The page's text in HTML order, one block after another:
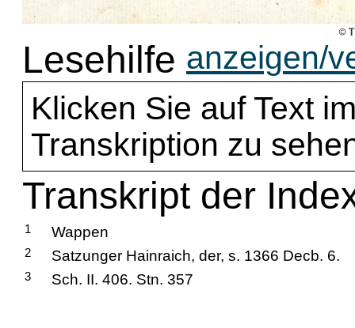
Lesehilfe anzeigen/
Klicken Sie auf Text
Transkription zu
Transkript der
1 Wappen
2 Satzunger Hainraich, der, s. 1366 Decb. 6.
3 Sch. II. 406. Stn. 357